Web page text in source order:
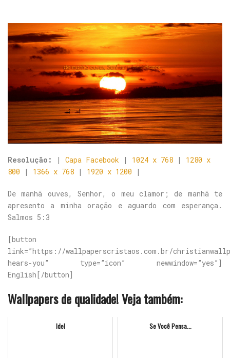
Resolução: | Capa Facebook | 1024 x 768 | 1280 x
800 | 1366 x 768 | 1920 x 1200 |
De manhã ouves, Senhor, o meu clamor; de manhã te
apresento a minha oração e aguardo com esperança.
Salmos 5:3
[button
link=”https://wallpaperscristaos.com.br/
hears-you” type=”icon” newwindow=”yes”]
English[/button]
Wallpapers de qualidade! Veja também:
Ide! Se Você Pensa...